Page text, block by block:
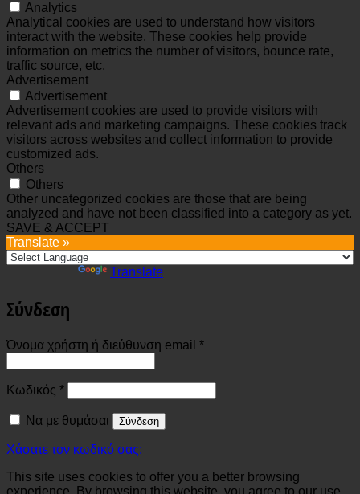
Analytics
Analytical cookies are used to understand how visitors
interact with the website. These cookies help provide
information on metrics the number of visitors, bounce rate,
traffic source, etc.
Advertisement
Advertisement
Advertisement cookies are used to provide visitors with
relevant ads and marketing campaigns. These cookies track
visitors across websites and collect information to provide
customized ads.
Others
Others
Other uncategorized cookies are those that are being
analyzed and have not been classified into a category as yet.
SAVE & ACCEPT
Translate »
Translate
Σύνδεση
Όνομα χρήστη ή διεύθυνση email *Απαιτείται
Κωδικός *Απαιτείται
Να με θυμάσαι Σύνδεση
Χάσατε τον κωδικό σας;
This site uses cookies to offer you a better browsing